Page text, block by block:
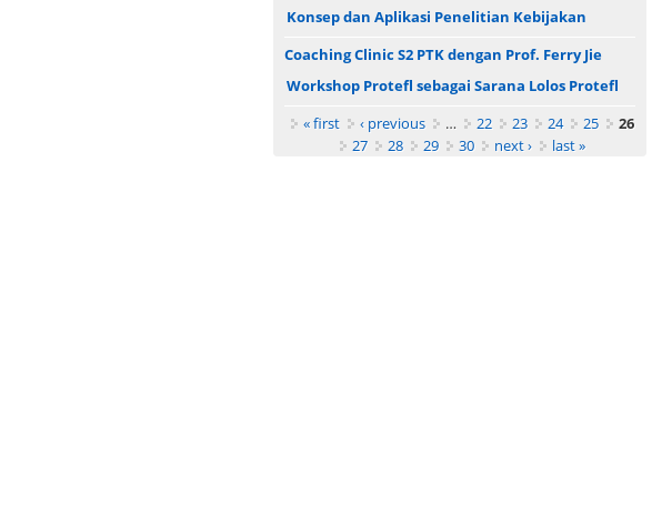
Konsep dan Aplikasi Penelitian Kebijakan
Coaching Clinic S2 PTK dengan Prof. Ferry Jie
Workshop Protefl sebagai Sarana Lolos Protefl
Pages
« first ‹ previous … 22 23 24 25
26
27
28 29 30 next › last »